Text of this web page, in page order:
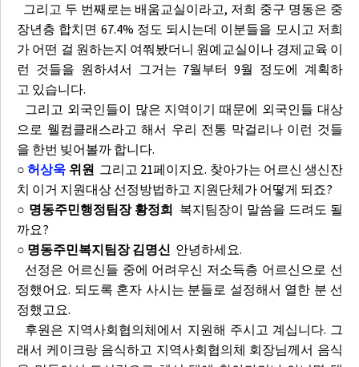
그리고 두 번째로는 배움교실이라고, 저희 중구 명동은 중
장년층 합치면 67.4% 정도 되시는데 이분들을 모시고 저희
가 어떤 걸 원하는지 여쭤봤더니 원예교실이나 경제교육 이
런 것들을 원하셔서 그거는 7월부터 9월 정도에 계획하
고 있습니다.
그리고 외국인들이 많은 지역이기 때문에 외국인들 대상
으로 웰컴클래스라고 해서 우리 전통 막걸리나 이런 것들
을 한번 빚어볼까 합니다.
○허상욱 위원 그리고 21페이지요. 찾아가는 어르신 생신잔
치 이거 지원대상 선정방법하고 지원단체가 어떻게 되죠?
○ 명동주민행정팀장 황정희 복지팀장이 말씀을 드려도 될
까요?
○ 명동주민복지팀장 김명신 안녕하세요.
선정은 어르신들 중에 어려우신 저소득층 어르신으로 선
정했어요. 되도록 혼자 사시는 분들로 설정해서 열한 분 선
정했고요.
후원은 지역사회협의체에서 지원해 주시고 계십니다. 그
래서 케이크랑 음식하고 지역사회협의체 회장님께서 음식